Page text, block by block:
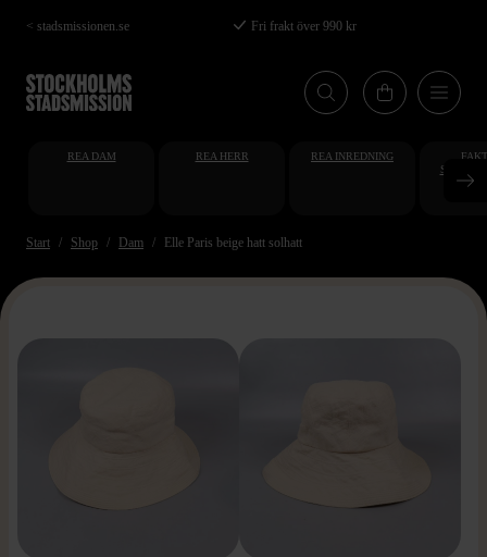
Hoppa
till
huvudinnehåll
< stadsmissionen.se Fri frakt över 990 kr
REA DAM REA HERR REA INREDNING
Start Shop Dam Elle Paris beige hatt solhatt